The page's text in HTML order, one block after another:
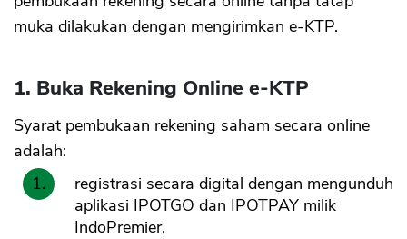
muka dilakukan dengan mengirimkan e-KTP.
1. Buka Rekening Online e-KTP
Syarat pembukaan rekening saham secara online
adalah:
registrasi secara digital dengan mengunduh
aplikasi IPOTGO dan IPOTPAY milik
IndoPremier,